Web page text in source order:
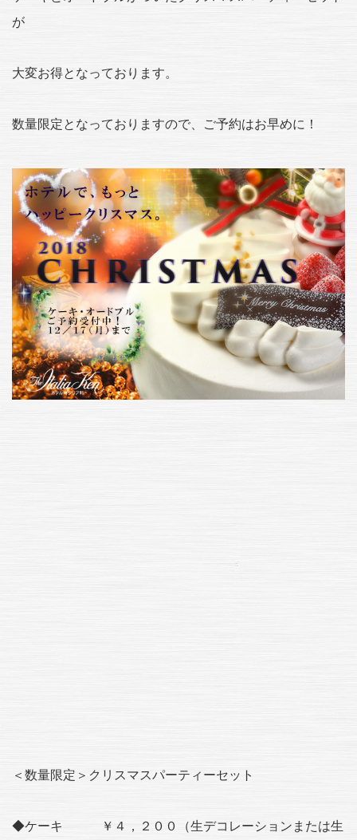
が
大変お得となっております。
数量限定となっておりますので、ご予約はお早めに！
＜数量限定＞クリスマスパーティーセット
◆ケーキ ￥４，２００（生デコレーションまたは生